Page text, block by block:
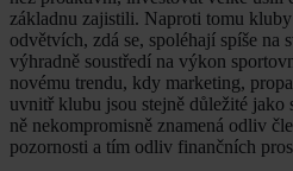
základnu zajistili. Naproti tomu
odvětvích, zdá se, spoléhají spíše na
výhradně soustředí na výkon
novému trendu, kdy marketing,
uvnitř klubu jsou stejně důležité jako
ně nekompromisně znamená odliv
pozornosti a tím odliv finančních